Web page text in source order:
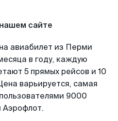
сайте
авиабилет из Перми
в году, каждую
5 прямых рейсов и 10
варьируется, самая
9000
Аэрофлот.